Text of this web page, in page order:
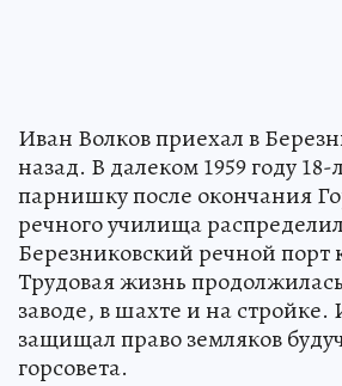
Иван Волков приехал в
назад. В далеком 1959 году 18-
парнишку после окончания
речного училища
Березниковский речной
Трудовая жизнь
заводе, в шахте и на стройке.
защищал право земляков
горсовета.